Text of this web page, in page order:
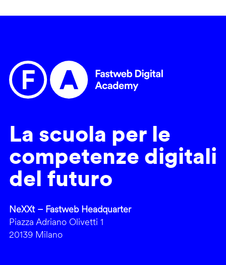
La scuola per le
competenze digitali
del futuro
NeXXt – Fastweb Headquarter
Piazza Adriano Olivetti 1
20139 Milano